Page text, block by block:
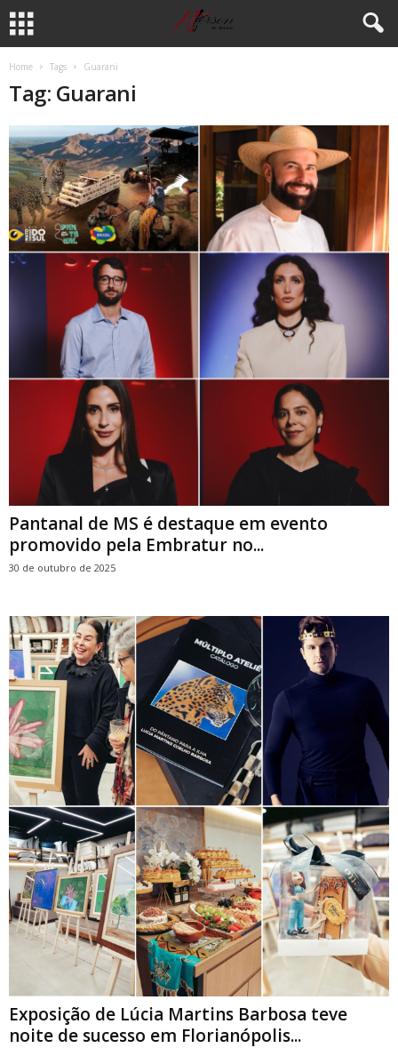
Home Tags Guarani
Tag: Guarani
Pantanal de MS é destaque em evento
promovido pela Embratur no...
30 de outubro de 2025
Exposição de Lúcia Martins Barbosa teve
noite de sucesso em Florianópolis...